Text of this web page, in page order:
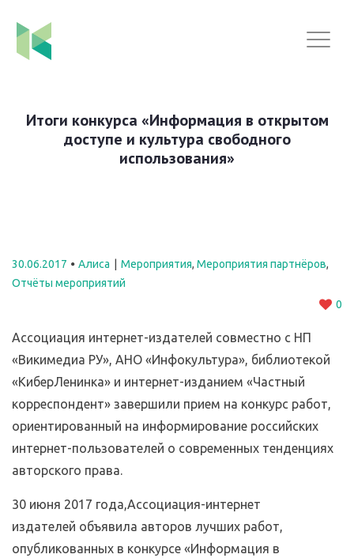
Итоги конкурса «Информация в открытом
доступе и культура свободного
использования»
30.06.2017 Алиса Мероприятия, Мероприятия партнёров,
Отчёты мероприятий
0
Ассоциация интернет-издателей совместно с НП
«Викимедиа РУ», АНО «Инфокультура», библиотекой
«КиберЛенинка» и интернет-изданием «Частный
корреспондент» завершили прием на конкурс работ,
ориентированный на информирование российских
интернет-пользователей о современных тенденциях
авторского права.
30 июня 2017 года,Ассоциация-интернет
издателей объявила авторов лучших работ,
опубликованных в конкурсе «Информация в